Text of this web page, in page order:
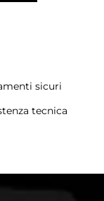
sicuri
tecnica